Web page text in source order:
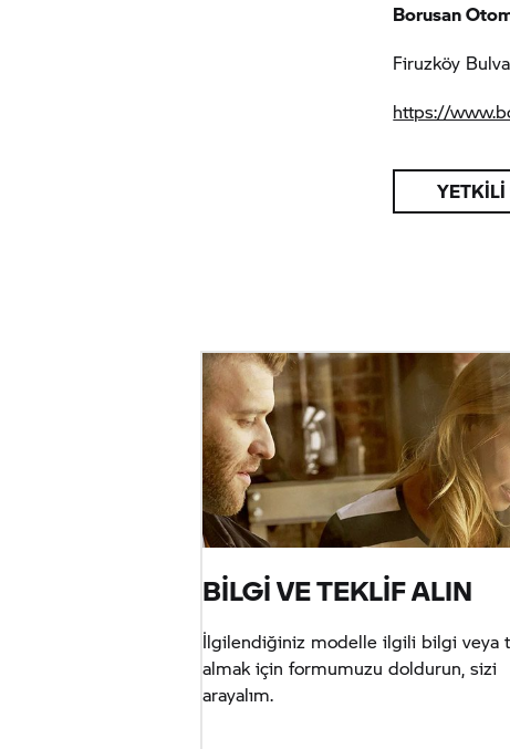
Borusan
Firuzköy
https://
YETKILI
BİLGİ VE TEKLİF ALIN
İlgilendiğiniz modelle ilgili bilgi veya
almak için formumuzu doldurun, sizi
arayalım.